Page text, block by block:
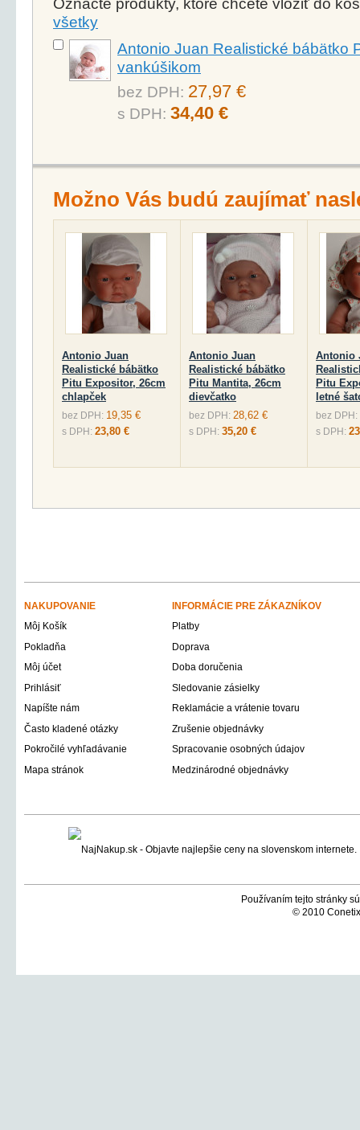
Označte produkty, ktoré chcete vložiť do
všetky
Antonio Juan Realistické bábätko
vankúšikom
bez DPH: 27,97 €
s DPH: 34,40 €
Možno Vás budú zaujímať
Antonio Juan
Realistické bábätko
Pitu Expositor, 26cm
chlapček
bez DPH: 19,35 €
s DPH: 23,80 €
Antonio Juan
Realistické bábätko
Pitu Mantita, 26cm
dievčatko
bez DPH: 28,62 €
s DPH: 35,20 €
Antonio
Pitu
letné
bez DPH:
s DPH:
NAKUPOVANIE
INFORMÁCIE PRE ZÁKAZNÍKOV
Môj Košík
Platby
Pokladňa
Doprava
Môj účet
Doba doručenia
Prihlásiť
Sledovanie zásielky
Napíšte nám
Reklamácie a vrátenie tovaru
Často kladené otázky
Zrušenie objednávky
Pokročilé vyhľadávanie
Spracovanie osobných údajov
Mapa stránok
Medzinárodné objednávky
Používaním tejto stránky
© 2010